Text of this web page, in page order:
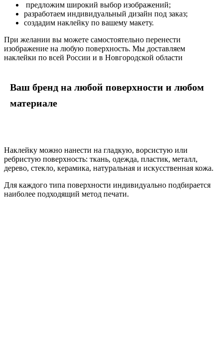
предложим широкий выбор изображений;
разработаем индивидуальный дизайн под заказ;
создадим наклейку по вашему макету.
При желании вы можете самостоятельно перенести
изображение на любую поверхность. Мы доставляем
наклейки по всей России и в Новгородской области
Ваш бренд на любой поверхности и любом
материале
Наклейку можно нанести на гладкую, ворсистую или
ребристую поверхность: ткань, одежда, пластик, металл,
дерево, стекло, керамика, натуральная и искусственная кожа.
Для каждого типа поверхности индивидуально подбирается
наиболее подходящий метод печати.